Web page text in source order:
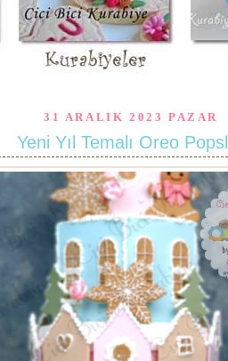
31 ARALIK 2023 PAZAR
Yeni Yıl Temalı Oreo